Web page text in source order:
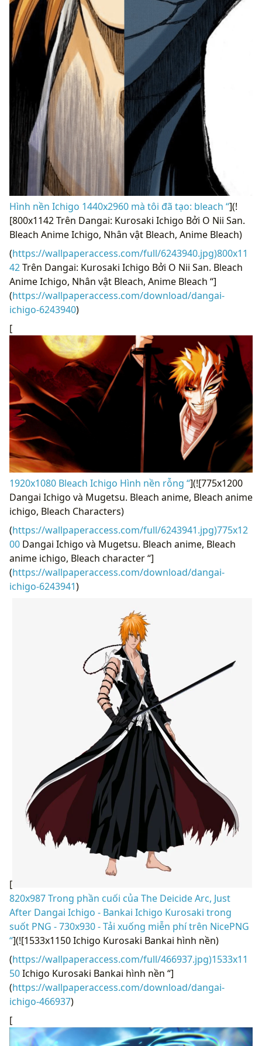
Hình nền Ichigo 1440x2960 ​​mà tôi đã tạo: bleach “](!
[800x1142 Trên Dangai: Kurosaki Ichigo Bởi O Nii San.
Bleach Anime Ichigo, Nhân vật Bleach, Anime Bleach)
(https://wallpaperaccess.com/full/6243940.jpg)800x11
42Trên Dangai: Kurosaki Ichigo Bởi O Nii San. Bleach
Anime Ichigo, Nhân vật Bleach, Anime Bleach “]
(https://wallpaperaccess.com/download/dangai-
ichigo-6243940)
[
1920x1080 Bleach Ichigo Hình nền rỗng “](![775x1200
Dangai Ichigo và Mugetsu. Bleach anime, Bleach anime
ichigo, Bleach Characters)
(https://wallpaperaccess.com/full/6243941.jpg)775x12
00 Dangai Ichigo và Mugetsu. Bleach anime, Bleach
anime ichigo, Bleach character “]
(https://wallpaperaccess.com/download/dangai-
ichigo-6243941)
[
820x987 Trong phần cuối của The Deicide Arc, Just
After Dangai Ichigo - Bankai Ichigo Kurosaki trong
suốt PNG - 730x930 - Tải xuống miễn phí trên NicePNG
“](![1533x1150 Ichigo Kurosaki Bankai hình nền)
(https://wallpaperaccess.com/full/466937.jpg)1533x11
50Ichigo Kurosaki Bankai hình nền “]
(https://wallpaperaccess.com/download/dangai-
ichigo-466937)
[